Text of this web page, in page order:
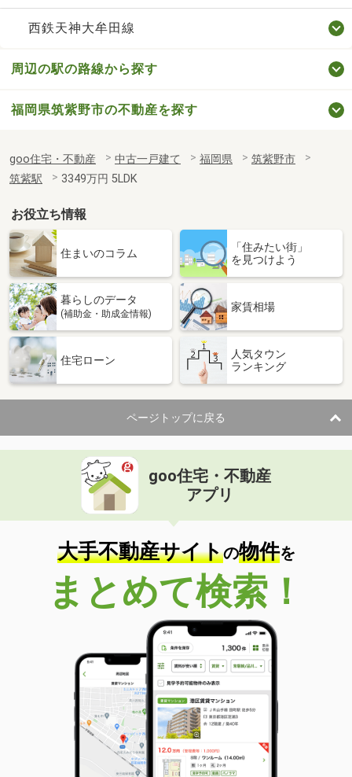
西鉄天神大牟田線
周辺の駅の路線から探す
福岡県筑紫野市の不動産を探す
goo住宅・不動産 中古一戸建て 福岡県
筑紫野市
筑紫駅
3349万円 5LDK
お役立ち情報
住まいのコラム
「住みたい街」
を見つけよう
暮らしのデータ
(補助金・助成金情報)
家賃相場
住宅ローン
人気タウン
ランキング
ページトップに戻る
goo住宅・不動産
アプリ
大手不動産サイトの物件を
まとめて検索！